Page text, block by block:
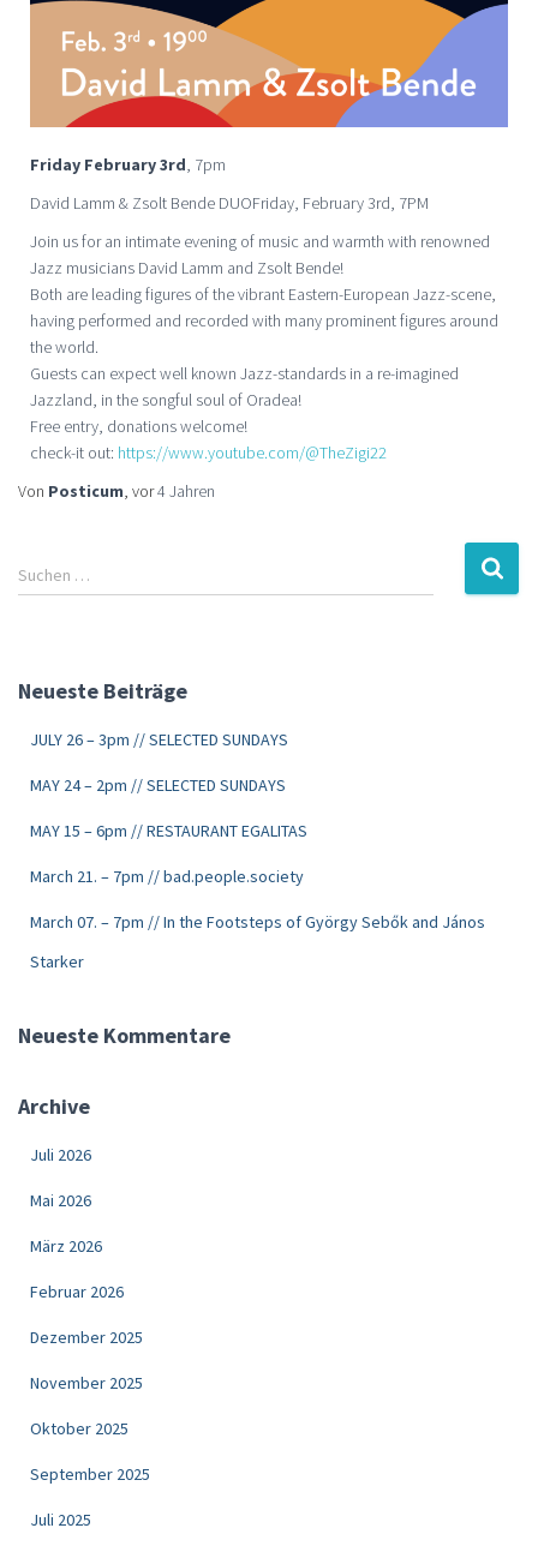
Friday February 3rd , 7pm
David Lamm & Zsolt Bende DUOFriday, February 3rd, 7PM
Join us for an intimate evening of music and warmth with renowned
Jazz musicians David Lamm and Zsolt Bende!
Both are leading figures of the vibrant Eastern-European Jazz-scene,
having performed and recorded with many prominent figures around
the world.
Guests can expect well known Jazz-standards in a re-imagined
Jazzland, in the songful soul of Oradea!
Free entry, donations welcome!
check-it out: https://www.youtube.com/@TheZigi22
Von Posticum , vor4 Jahren
Suchen …
Neueste Beiträge
JULY 26 – 3pm // SELECTED SUNDAYS
MAY 24 – 2pm // SELECTED SUNDAYS
MAY 15 – 6pm // RESTAURANT EGALITAS
March 21. – 7pm // bad.people.society
March 07. – 7pm // In the Footsteps of György Sebők and János
Starker
Neueste Kommentare
Archive
Juli 2026
Mai 2026
März 2026
Februar 2026
Dezember 2025
November 2025
Oktober 2025
September 2025
Juli 2025